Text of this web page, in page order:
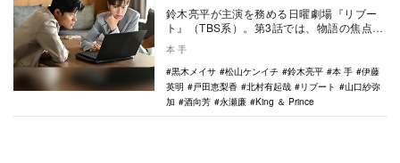
鈴木亮平が主演を務める日曜劇場『リブー
ト』（TBS系）。第3話では、物語の焦点と
なっていた10億円の在処が早くも見つかっ
た。さら…
本 手
黒木メイサ
松山ケンイチ 鈴木亮平 本 手
伊藤
英明
戸田恵梨香 北村有起哉 リブート
山口紗弥
加
酒向芳 永瀬廉 King ＆ Prince